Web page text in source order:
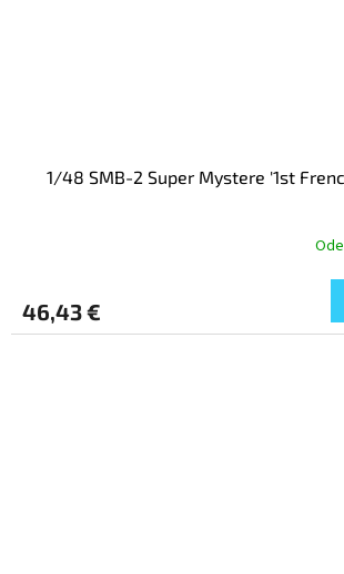
1/48 SMB-2 Super Mystere '1st
46,43 €